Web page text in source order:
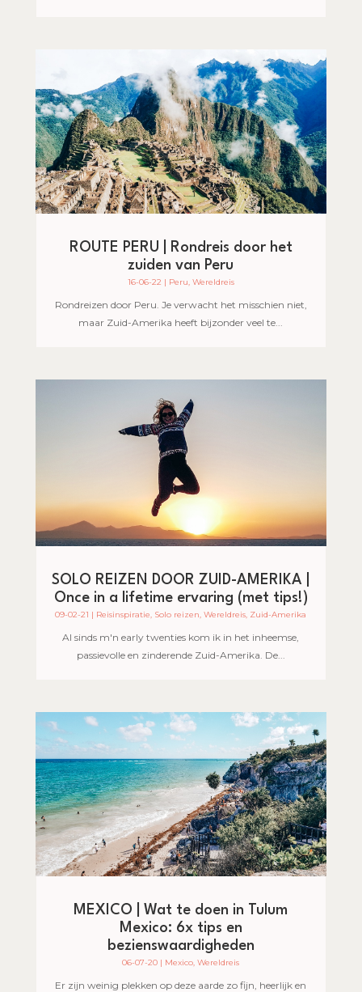
ROUTE PERU | Rondreis door het
zuiden van Peru
16-06-22 | Peru, Wereldreis
Rondreizen door Peru. Je verwacht het misschien niet,
maar Zuid-Amerika heeft bijzonder veel te...
SOLO REIZEN DOOR ZUID-AMERIKA |
Once in a lifetime ervaring (met tips!)
09-02-21 | Reisinspiratie, Solo reizen,Wereldreis, Zuid-Amerika
Al sinds m'n early twenties kom ik in het inheemse,
passievolle en zinderende Zuid-Amerika. De...
MEXICO | Wat te doen in Tulum
Mexico: 6x tips en
bezienswaardigheden
06-07-20 | Mexico,Wereldreis
Er zijn weinig plekken op deze aarde zo fijn, heerlijk en